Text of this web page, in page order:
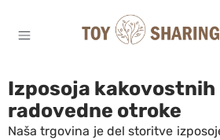
Izposoja kakovostnih
radovedne otroke
Naša trgovina je del storitve